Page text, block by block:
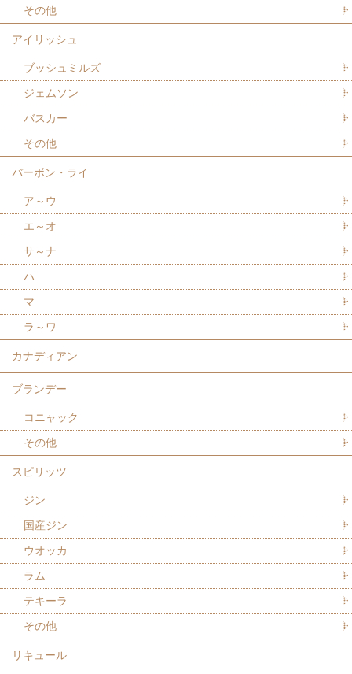
その他
アイリッシュ
ブッシュミルズ
ジェムソン
バスカー
その他
バーボン・ライ
ア～ウ
エ～オ
サ～ナ
ハ
マ
ラ～ワ
カナディアン
ブランデー
コニャック
その他
スピリッツ
ジン
国産ジン
ウオッカ
ラム
テキーラ
その他
リキュール